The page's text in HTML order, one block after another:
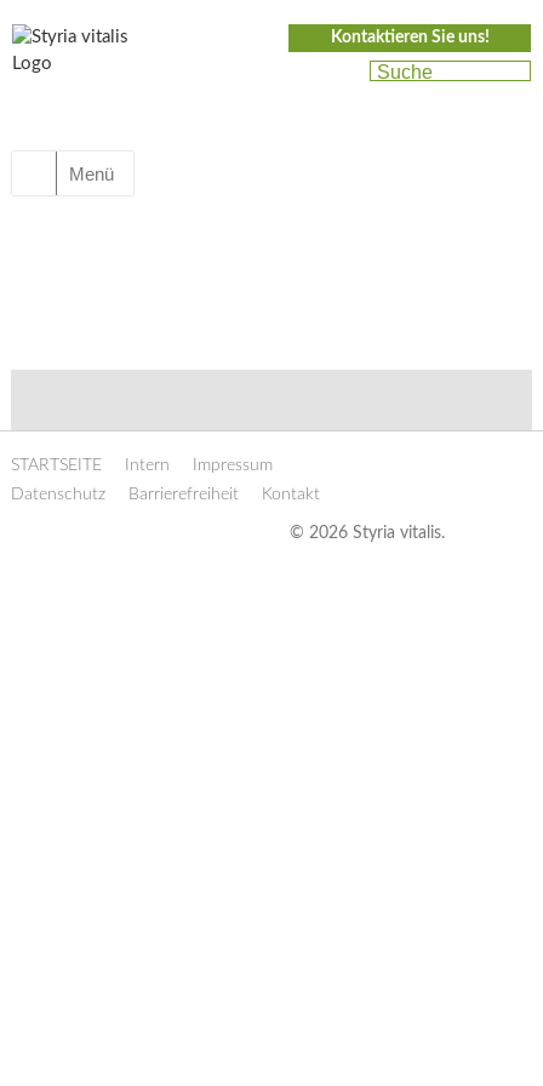
Kontaktieren Sie uns!
Menü
STARTSEITE Intern
Impressum
Datenschutz
Barrierefreiheit Kontakt
© 2026 Styria vitalis.